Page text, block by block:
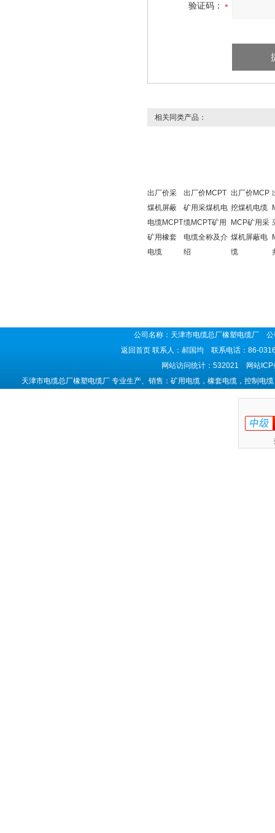
验证码：
相关同类产品：
出厂价采
煤机屏蔽
电缆MCPT
矿用橡套
电缆
出厂价MCPT
矿用采煤机电
缆MCPT矿用
电缆全称及介
绍
出厂价MCP
挖煤机电缆
MCP矿用采
煤机屏蔽电
缆
公司名称：天津市电缆总厂橡塑电缆厂
返回首页联系人：郝国均 联系电话：86-
网站访问统计：532021 网站ICP
天津市电缆总厂橡塑电缆厂 专业生产、销售：矿用电缆，橡套电缆，控制电